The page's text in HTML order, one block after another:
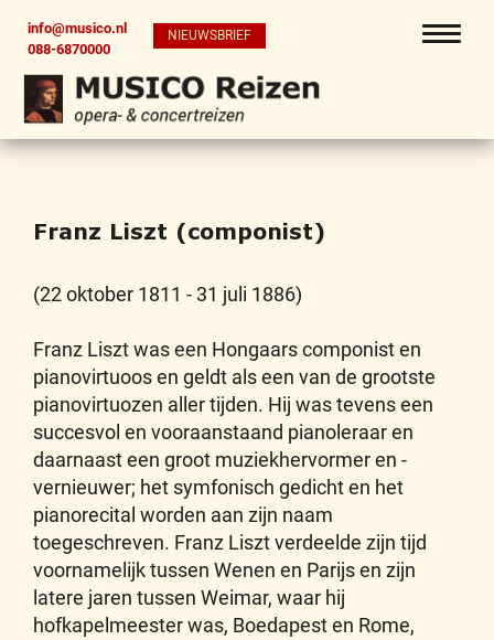
info@musico.nl
088-6870000
NIEUWSBRIEF
Franz Liszt (componist)
(22 oktober 1811 - 31 juli 1886)
Franz Liszt was een Hongaars componist en
pianovirtuoos en geldt als een van de grootste
pianovirtuozen aller tijden. Hij was tevens een
succesvol en vooraanstaand pianoleraar en
daarnaast een groot muziekhervormer en -
vernieuwer; het symfonisch gedicht en het
pianorecital worden aan zijn naam
toegeschreven. Franz Liszt verdeelde zijn tijd
voornamelijk tussen Wenen en Parijs en zijn
latere jaren tussen Weimar, waar hij
hofkapelmeester was, Boedapest en Rome,